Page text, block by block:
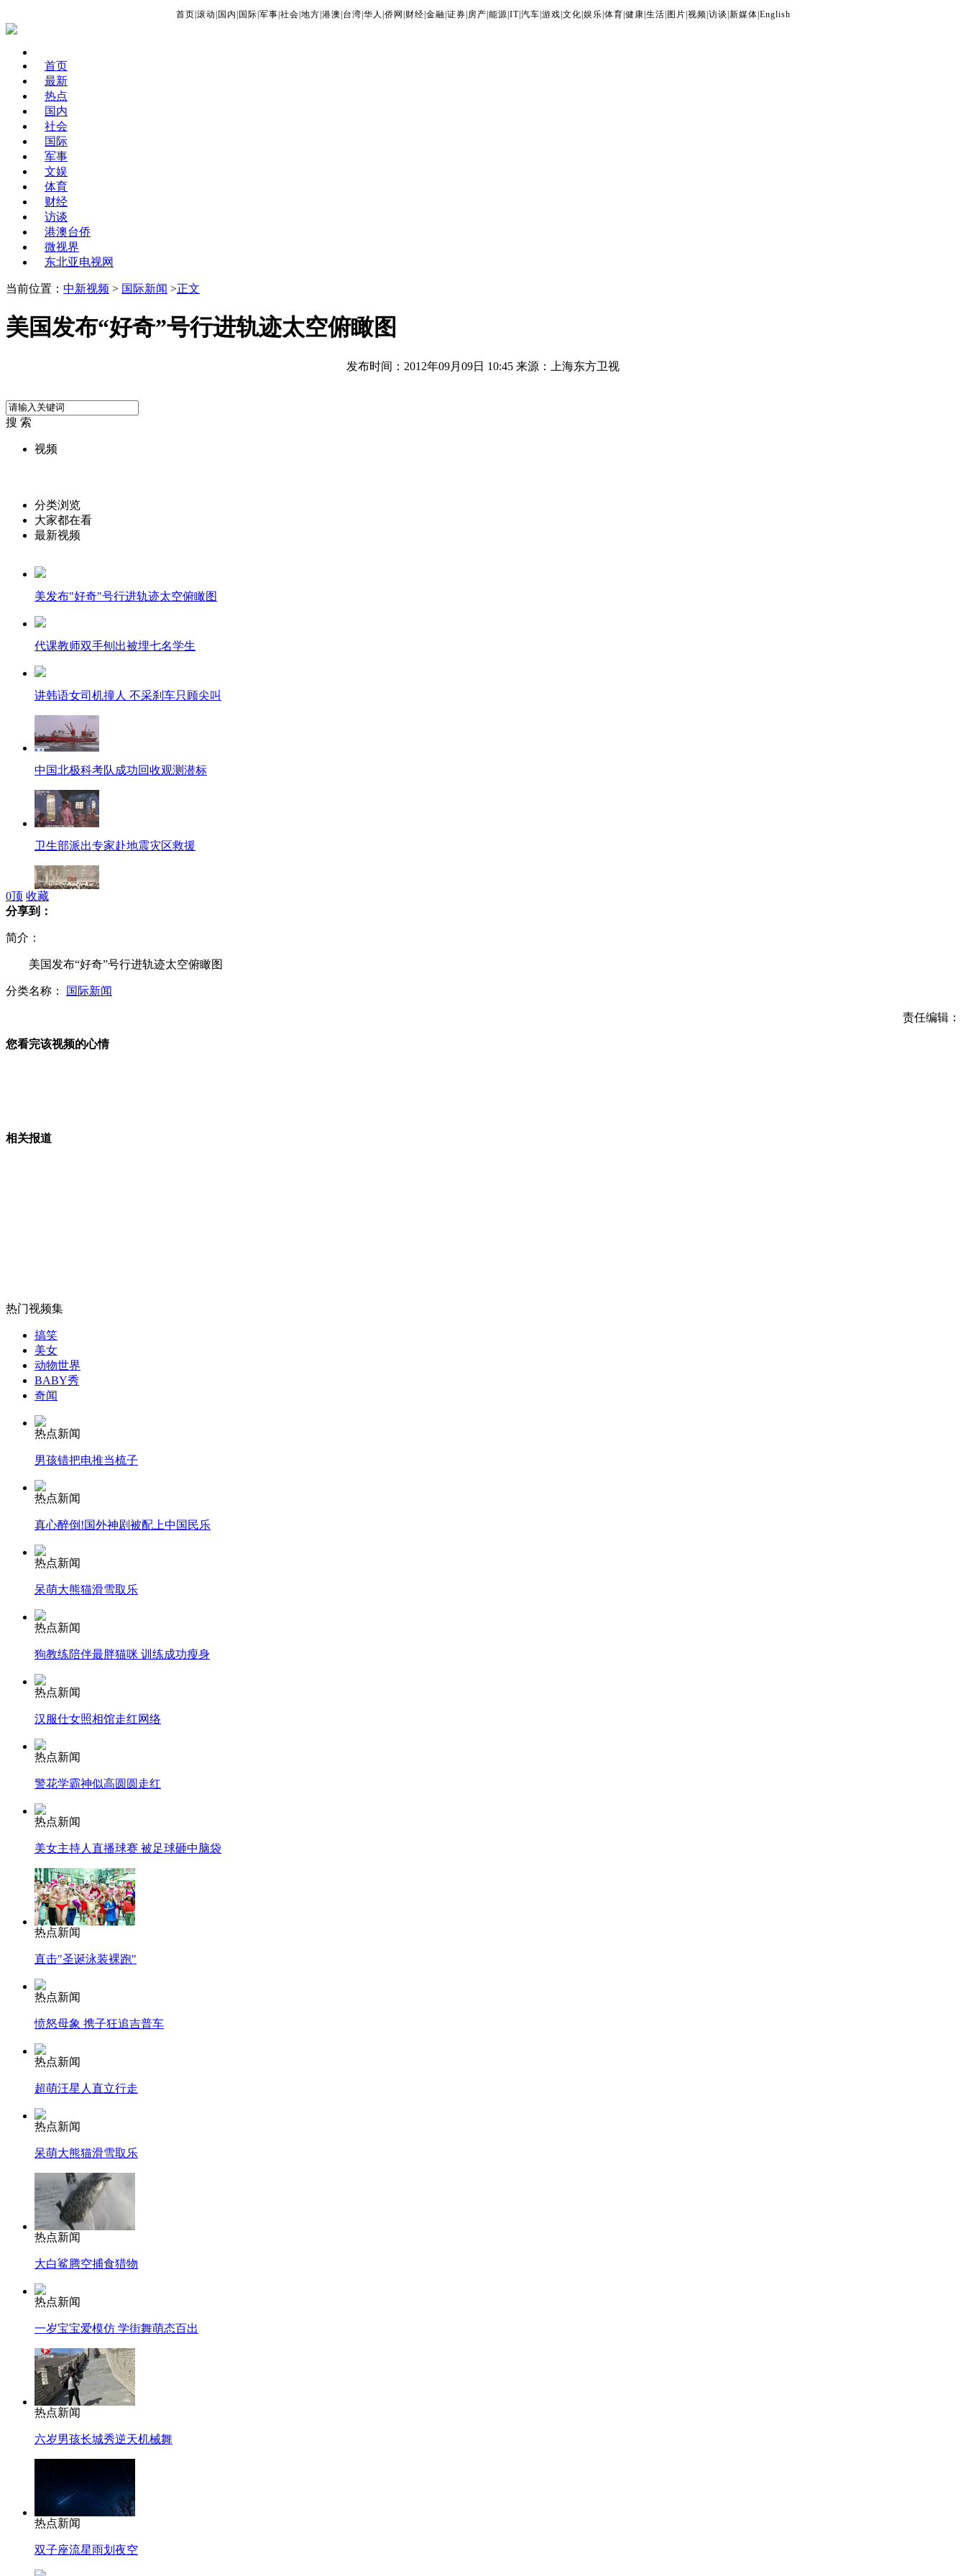
首页 滚动 国内 国际 军事 社会 地方 港澳 台湾 华人 侨网 财经 金融 证券 房产 能源 IT| 汽车 游戏 文化 娱乐 体育 健康 生活 图片 视频 访谈 新媒体 English
首页
最新
热点
国内
社会
国际
军事
文娱
体育
财经
访谈
港澳台侨
微视界
东北亚电视网
当前位置： 中新视频 > 国际新闻 >正文
美国发布“好奇”号行进轨迹太空俯瞰图
发布时间：2012年09月09日 10:45 来源：上海东方卫视
搜 索
视频
分类浏览
大家都在看
最新视频
美发布"好奇"号行进轨迹太空俯瞰图
代课教师双手刨出被埋七名学生
讲韩语女司机撞人 不采刹车只顾尖叫
中国北极科考队成功回收观测潜标
卫生部派出专家赴地震灾区救援
中秋国庆铁路旅客运输方案出台
胡锦涛出席APEC峰会并发表重要讲话
陕西延安特大交通事故8名责任人被刑拘
无痛分娩是否安全 医生回应
外交部：反对强权政治霸凌主义
外交部：有关国家言论片面不公正
安徽一实载49人客车翻车
走！跟着总书记去植树
消防员救轻生者 花炮节热闹非凡 减压"枕头大战"
纽约上演“枕头大战”
司机酒驾遇交警 急速倒车逃窜
0顶 收藏
分享到：
简介：
美国发布“好奇”号行进轨迹太空俯瞰图
分类名称： 国际新闻
责任编辑：
您看完该视频的心情
相关报道
热门视频集
搞笑
美女
动物世界
BABY秀
奇闻
热点新闻
男孩错把电推当梳子
热点新闻
真心醉倒!国外神剧被配上中国民乐
热点新闻
呆萌大熊猫滑雪取乐
热点新闻
狗教练陪伴最胖猫咪 训练成功瘦身
热点新闻
汉服仕女照相馆走红网络
热点新闻
警花学霸神似高圆圆走红
热点新闻
美女主持人直播球赛 被足球砸中脑袋
热点新闻
直击"圣诞泳装裸跑"
热点新闻
愤怒母象 携子狂追吉普车
热点新闻
超萌汪星人直立行走
热点新闻
呆萌大熊猫滑雪取乐
热点新闻
大白鲨腾空捕食猎物
热点新闻
一岁宝宝爱模仿 学街舞萌态百出
热点新闻
六岁男孩长城秀逆天机械舞
热点新闻
双子座流星雨划夜空